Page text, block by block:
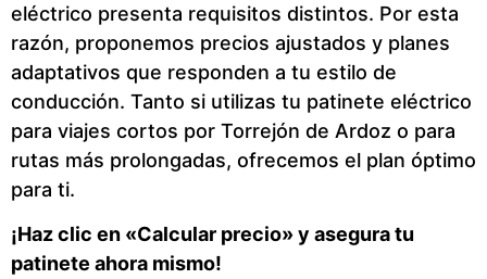
eléctrico presenta requisitos distintos. Por esta
razón, proponemos precios ajustados y planes
adaptativos que responden a tu estilo de
conducción. Tanto si utilizas tu patinete eléctrico
para viajes cortos por Torrejón de Ardoz o para
rutas más prolongadas, ofrecemos el plan óptimo
para ti.
¡Haz clic en «Calcular precio» y asegura tu
patinete ahora mismo!